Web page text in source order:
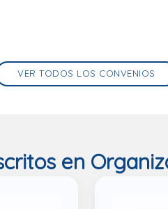
VER TODOS LOS CONVENIOS
en